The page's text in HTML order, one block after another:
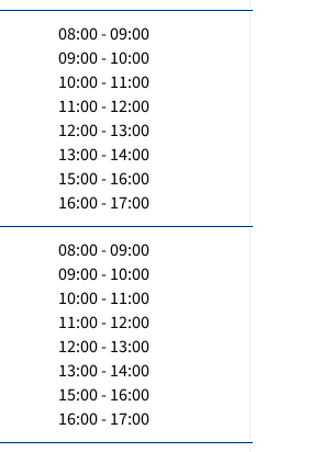
08:00 - 09:00
09:00 - 10:00
10:00 - 11:00
11:00 - 12:00
12:00 - 13:00
13:00 - 14:00
15:00 - 16:00
16:00 - 17:00
08:00 - 09:00
09:00 - 10:00
10:00 - 11:00
11:00 - 12:00
12:00 - 13:00
13:00 - 14:00
15:00 - 16:00
16:00 - 17:00